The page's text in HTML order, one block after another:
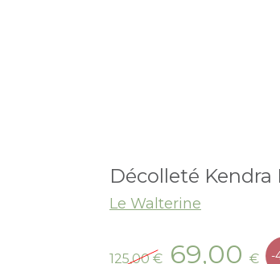
Décolleté Kendra
Le Walterine
125,00€
Il
69,00 €
Il
-